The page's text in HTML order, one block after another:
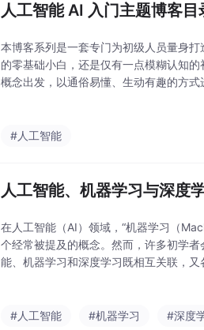
人工智能 AI 入门主题博客目
本博客系列是一套专门为初级人员量身
的零基础小白，还是仅有一点模糊认知
概念出发，以通俗易懂、生动有趣的方
#人工智能
人工智能、机器学习与深
在人工智能（AI）领域，“机器学习（
个经常被提及的概念。然而，许多初学
能、机器学习和深度学习既相互关联，
#人工智能 #机器学习 #深度